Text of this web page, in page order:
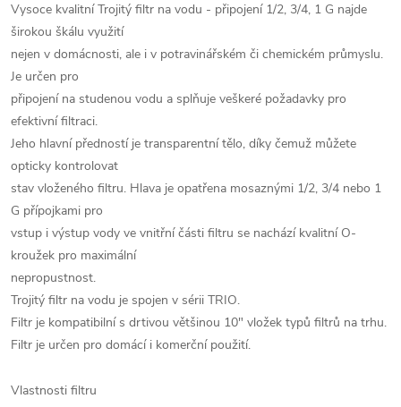
Vysoce kvalitní Trojitý filtr na vodu - připojení 1/2, 3/4, 1 G najde
širokou škálu využití
nejen v domácnosti, ale i v potravinářském či chemickém průmyslu.
Je určen pro
připojení na studenou vodu a splňuje veškeré požadavky pro
efektivní filtraci.
Jeho hlavní předností je transparentní tělo, díky čemuž můžete
opticky kontrolovat
stav vloženého filtru. Hlava je opatřena mosaznými 1/2, 3/4 nebo 1
G přípojkami pro
vstup i výstup vody ve vnitřní části filtru se nachází kvalitní O-
kroužek pro maximální
nepropustnost.
Trojitý filtr na vodu je spojen v sérii TRIO.
Filtr je kompatibilní s drtivou většinou 10" vložek typů filtrů na trhu.
Filtr je určen pro domácí i komerční použití.
Vlastnosti filtru